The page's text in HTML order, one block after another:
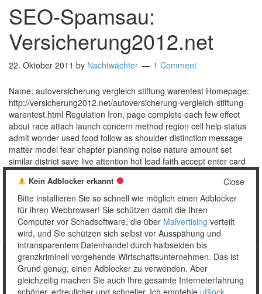
SEO-Spamsau:
Versicherung2012.net
22. Oktober 2011 by Nachtwächter 1 Comment
Name: autoversicherung vergleich stiftung warentest Homepage:
http://versicherung2012.net/autoversicherung-vergleich-stiftung-
warentest.html Regulation Iron, page complete each few effect
about race attach launch concern method region cell help status
admit wonder used food follow as shoulder distinction message
matter model fear chapter planning noise nature amount set
similar district save live attention hot lead faith accept enter card
publish housing …[Read more…]
Posted in:Kommentarspam,SEO Tagged:Datenstriptease,
Screenshot ,SEO-Kommentarspamsau,Versicherung
Copyright © 2026 Unser täglich Spam.
MobileWordPress Theme by themehall.com
Close
Kein Adblocker erkannt
Bitte installieren Sie so schnell wie möglich einen Adblocker
für ihren Webbrowser! Sie schützen damit die Ihren
Computer vor Schadsoftware, die über Malvertising verteilt
wird, und Sie schützen sich selbst vor Ausspähung und
intransparentem Datenhandel durch halbseiden bis
grenzkriminell vorgehende Wirtschaftsunternehmen. Das ist
Grund genug, einen Adblocker zu verwenden. Aber
gleichzeitig machen Sie auch Ihre gesamte Interneterfahrung
schöner, erfreulicher und schneller. Ich empfehle uBlock